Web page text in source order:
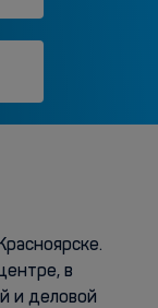
в
и деловой